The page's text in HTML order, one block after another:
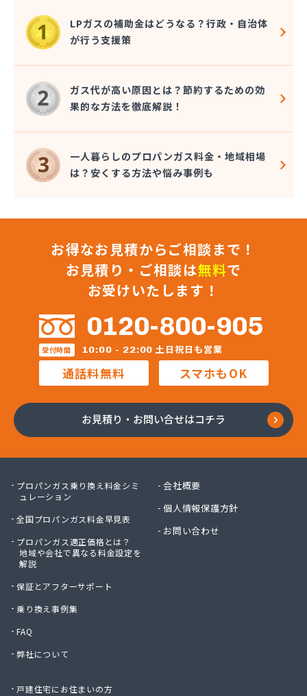
LPガスの補助金はどうなる？行政・自治体
が行う支援策
ガス代が高い原因とは？節約するための効
果的な方法を徹底解説！
一人暮らしのプロパンガス料金・地域相場
は？安くする方法や悩み事例も
お得なお見積からご相談まで！
お見積り・ご相談は無料で
お受けいたします！
0120-800-905
受付時間 10:00 - 22:00 土日祝日も営業
通話料無料 スマホもOK
お見積り・お問い合せはコチラ
プロパンガス乗り換え料金シミ
ュレーション
全国プロパンガス料金早見表
プロパンガス適正価格とは？
地域や会社で異なる料金設定を
解説
保証とアフターサポート
乗り換え事例集
FAQ
弊社について
戸建住宅にお住まいの方
会社概要
個人情報保護方針
お問い合わせ